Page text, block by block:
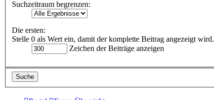
Suchzeitraum begrenzen:
Die ersten:
Stelle 0 als Wert ein, damit der komplette Beitrag angezeigt wird.
Zeichen der Beiträge anzeigen